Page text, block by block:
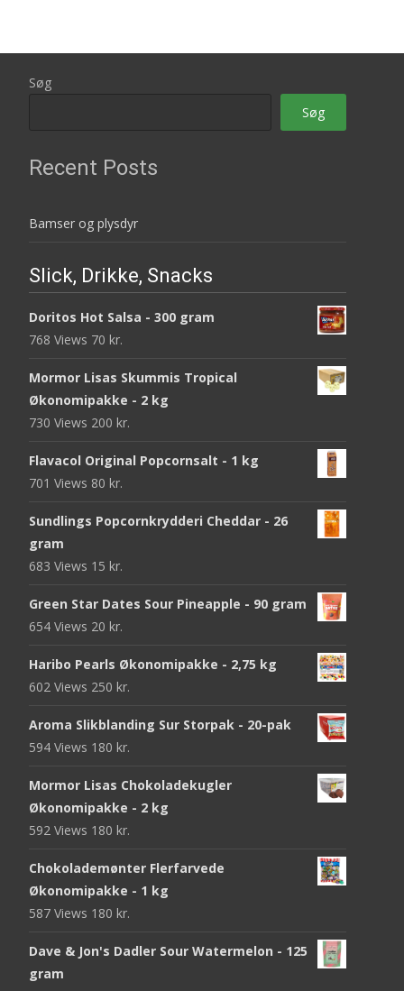
Søg
Søg
Recent Posts
Bamser og plysdyr
Slick, Drikke, Snacks
Doritos Hot Salsa - 300 gram
768 Views 70 kr.
Mormor Lisas Skummis Tropical
Økonomipakke - 2 kg
730 Views 200 kr.
Flavacol Original Popcornsalt - 1 kg
701 Views 80 kr.
Sundlings Popcornkrydderi Cheddar - 26
gram
683 Views 15 kr.
Green Star Dates Sour Pineapple - 90 gram
654 Views 20 kr.
Haribo Pearls Økonomipakke - 2,75 kg
602 Views 250 kr.
Aroma Slikblanding Sur Storpak - 20-pak
594 Views 180 kr.
Mormor Lisas Chokoladekugler
Økonomipakke - 2 kg
592 Views 180 kr.
Chokolademønter Flerfarvede
Økonomipakke - 1 kg
587 Views 180 kr.
Dave & Jon's Dadler Sour Watermelon - 125
gram